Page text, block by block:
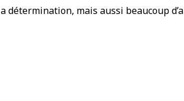
mais aussi beaucoup